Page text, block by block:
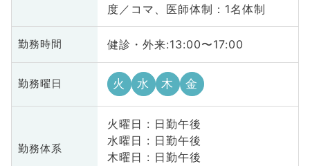
度／コマ、医師体制：1名体制
勤務時間 健診・外来:13:00〜17:00
勤務曜日 火 水 木 金
勤務体系
火曜日 : 日勤午後
水曜日 : 日勤午後
木曜日 : 日勤午後